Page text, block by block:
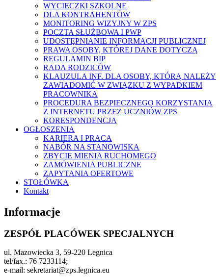
WYCIECZKI SZKOLNE
DLA KONTRAHENTÓW
MONITORING WIZYJNY W ZPS
POCZTA SŁUŻBOWA I PWP
UDOSTĘPNIANIE INFORMACJI PUBLICZNEJ
PRAWA OSOBY, KTÓREJ DANE DOTYCZĄ
REGULAMIN BIP
RADA RODZICÓW
KLAUZULA INF. DLA OSOBY, KTÓRĄ NALEŻY
ZAWIADOMIĆ W ZWIĄZKU Z WYPADKIEM
PRACOWNIKA
PROCEDURA BEZPIECZNEGO KORZYSTANIA
Z INTERNETU PRZEZ UCZNIÓW ZPS
KORESPONDENCJA
OGŁOSZENIA
KARIERA I PRACA
NABÓR NA STANOWISKA
ZBYCIE MIENIA RUCHOMEGO
ZAMÓWIENIA PUBLICZNE
ZAPYTANIA OFERTOWE
STOŁÓWKA
Kontakt
Informacje
ZESPÓŁ PLACÓWEK SPECJALNYCH
ul. Mazowiecka 3, 59-220 Legnica
tel/fax.: 76 7233114;
e-mail: sekretariat@zps.legnica.eu